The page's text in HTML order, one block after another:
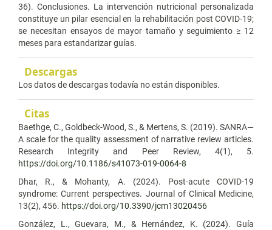
36). Conclusiones. La intervención nutricional personalizada
constituye un pilar esencial en la rehabilitación post COVID-19;
se necesitan ensayos de mayor tamaño y seguimiento ≥ 12
meses para estandarizar guías.
Descargas
Los datos de descargas todavía no están disponibles.
Citas
Baethge, C., Goldbeck-Wood, S., & Mertens, S. (2019). SANRA—
A scale for the quality assessment of narrative review articles.
Research Integrity and Peer Review, 4(1), 5.
https://doi.org/10.1186/s41073-019-0064-8
Dhar, R., & Mohanty, A. (2024). Post-acute COVID-19
syndrome: Current perspectives. Journal of Clinical Medicine,
13(2), 456. https://doi.org/10.3390/jcm13020456
González, L., Guevara, M., & Hernández, K. (2024). Guía